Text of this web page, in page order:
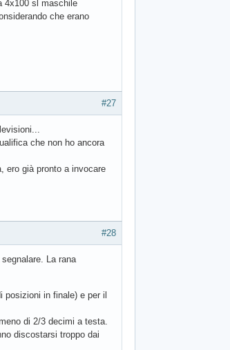
4x100 sl maschile
che erano
#27
che non ho ancora
ero già pronto a invocare
#28
La rana
in finale) e per il
di 2/3 decimi a testa.
discostarsi troppo dai